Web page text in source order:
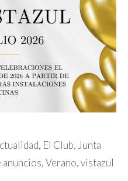
, El Club, Junta
anuncios,Verano,vistazul